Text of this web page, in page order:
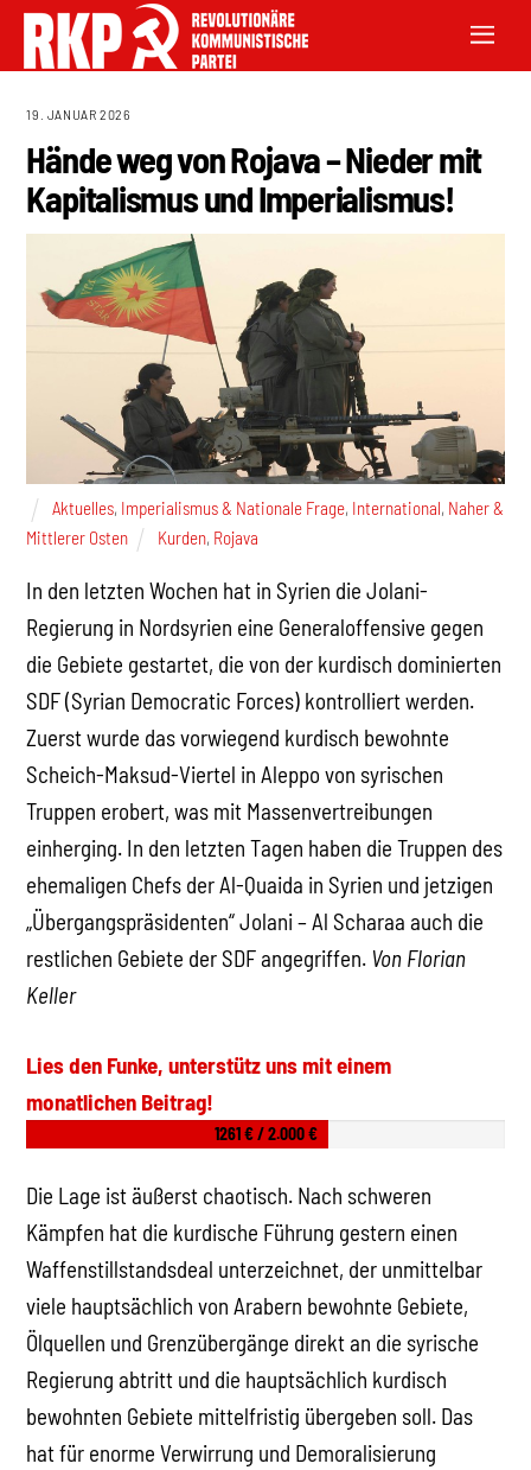
19. JANUAR 2026
Hände weg von Rojava – Nieder mit
Kapitalismus und Imperialismus!
Aktuelles, Imperialismus & Nationale Frage, International, Naher &
Mittlerer Osten
Kurden, Rojava
In den letzten Wochen hat in Syrien die Jolani-
Regierung in Nordsyrien eine Generaloffensive gegen
die Gebiete gestartet, die von der kurdisch dominierten
SDF (Syrian Democratic Forces) kontrolliert werden.
Zuerst wurde das vorwiegend kurdisch bewohnte
Scheich-Maksud-Viertel in Aleppo von syrischen
Truppen erobert, was mit Massenvertreibungen
einherging. In den letzten Tagen haben die Truppen des
ehemaligen Chefs der Al-Quaida in Syrien und jetzigen
„Übergangspräsidenten“ Jolani – Al Scharaa auch die
restlichen Gebiete der SDF angegriffen. Von Florian
Keller
Lies den Funke, unterstütz uns mit einem
monatlichen Beitrag!
1261 € / 2.000 €
Die Lage ist äußerst chaotisch. Nach schweren
Kämpfen hat die kurdische Führung gestern einen
Waffenstillstandsdeal unterzeichnet, der unmittelbar
viele hauptsächlich von Arabern bewohnte Gebiete,
Ölquellen und Grenzübergänge direkt an die syrische
Regierung abtritt und die hauptsächlich kurdisch
bewohnten Gebiete mittelfristig übergeben soll. Das
hat für enorme Verwirrung und Demoralisierung